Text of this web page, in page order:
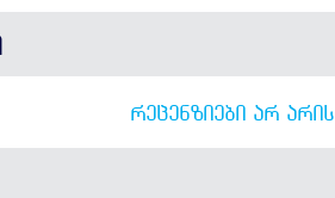
ᲠᲔᲪᲔᲜᲖᲘᲔᲑᲘ ᲐᲠ ᲐᲠᲘᲡ